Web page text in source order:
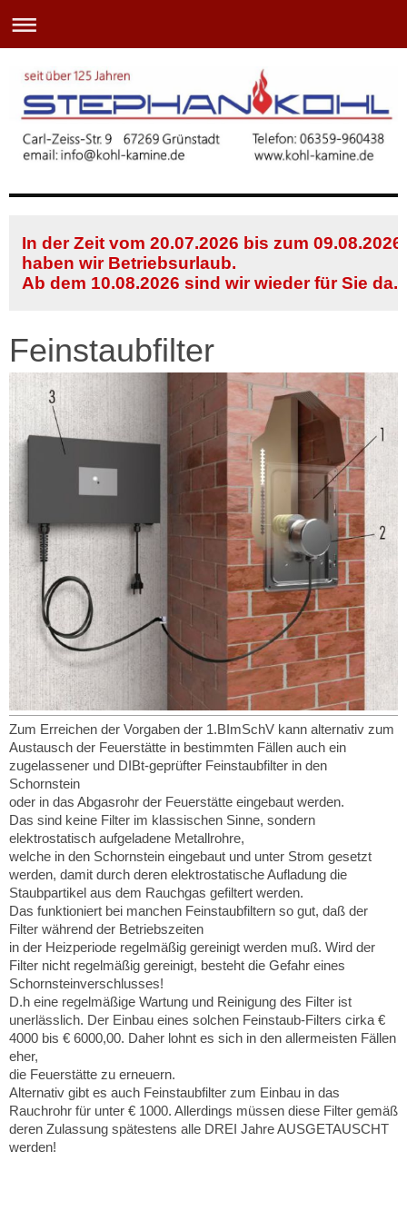
In der Zeit vom 20.07.2026 bis zum 09.08.2026
haben wir Betriebsurlaub.
Ab dem 10.08.2026 sind wir wieder für Sie da.
Feinstaubfilter
Zum Erreichen der Vorgaben der 1.BImSchV kann alternativ zum
Austausch der Feuerstätte in bestimmten Fällen auch ein
zugelassener und DIBt-geprüfter Feinstaubfilter in den
Schornstein
oder in das Abgasrohr der Feuerstätte eingebaut werden.
Das sind keine Filter im klassischen Sinne, sondern
elektrostatisch aufgeladene Metallrohre,
welche in den Schornstein eingebaut und unter Strom gesetzt
werden, damit durch deren elektrostatische Aufladung die
Staubpartikel aus dem Rauchgas gefiltert werden.
Das funktioniert bei manchen Feinstaubfiltern so gut, daß der
Filter während der Betriebszeiten
in der Heizperiode regelmäßig gereinigt werden muß. Wird der
Filter nicht regelmäßig gereinigt, besteht die Gefahr eines
Schornsteinverschlusses!
D.h eine regelmäßige Wartung und Reinigung des Filter ist
unerlässlich. Der Einbau eines solchen Feinstaub-Filters cirka €
4000 bis € 6000,00. Daher lohnt es sich in den allermeisten Fällen
eher,
die Feuerstätte zu erneuern.
Alternativ gibt es auch Feinstaubfilter zum Einbau in das
Rauchrohr für unter € 1000. Allerdings müssen diese Filter gemäß
deren Zulassung spätestens alle DREI Jahre AUSGETAUSCHT
werden!